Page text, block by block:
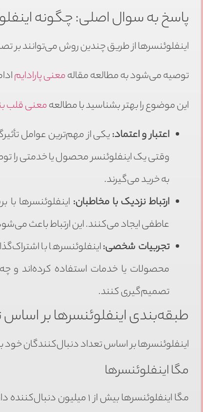
پاسخ به سوال اصلی: چگونه
اینفلوئنسرها از طریق چندین روش می‌توانند بر
توصیه می‌شود به مطالعه مقالهمعنی پارادایم
این موضوع را بهتر بشناسید با مطالعهمعنی قلب
اعتبار و اعتماد:یکی از مهم‌ترین عوامل
وقتی یک اینفلوئنسر محصول یا خدمتی را
به خرید می‌گیرند.
ارتباط نزدیک با مخاطبان: اینفلوئنسرها
عاطفی ایجاد می‌کنند. این ارتباط باعث
تجربیات شخصی:اینفلوئنسرها با
محصولات یا خدمات استفاده کرده‌اند و
تصمیم‌گیری کنند.
طبقه‌بندی اینفلوئنسرها بر اساس
اینفلوئنسرها بر اساس تعداد دنبال‌کنندگان
مگا اینفلوئنسرها
مگا اینفلوئنسرها بیش از